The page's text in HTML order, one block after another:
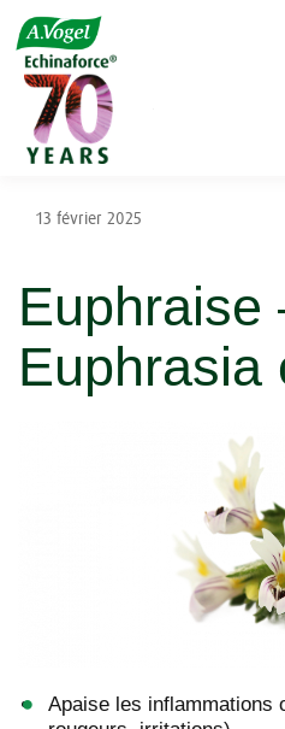
Accueil
Euphraise – Euphrasia officinalis
13 février 2025
Euphraise
Euphrasia
Apaise les inflammations